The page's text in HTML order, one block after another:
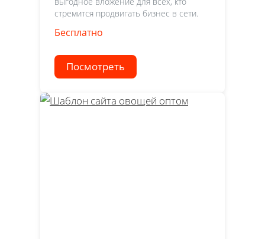
стремится продвигать бизнес в сети.
Бесплатно
Посмотреть